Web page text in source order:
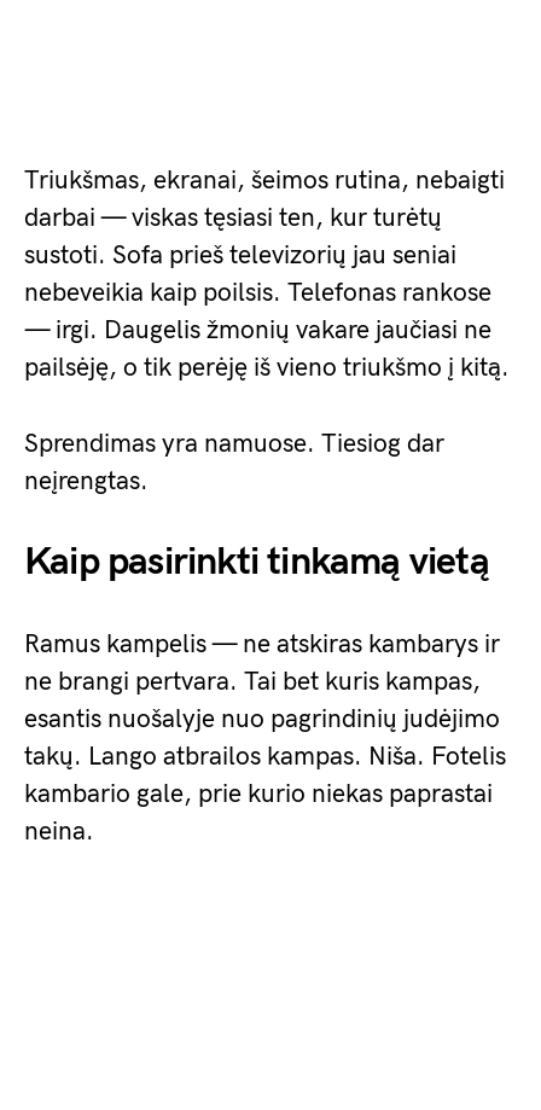
Triukšmas, ekranai, šeimos rutina, nebaigti
darbai — viskas tęsiasi ten, kur turėtų
sustoti. Sofa prieš televizorių jau seniai
nebeveikia kaip poilsis. Telefonas rankose
— irgi. Daugelis žmonių vakare jaučiasi ne
pailsėję, o tik perėję iš vieno triukšmo į kitą.
Sprendimas yra namuose. Tiesiog dar
neįrengtas.
Kaip pasirinkti tinkamą vietą
Ramus kampelis — ne atskiras kambarys ir
ne brangi pertvara. Tai bet kuris kampas,
esantis nuošalyje nuo pagrindinių judėjimo
takų. Lango atbrailos kampas. Niša. Fotelis
kambario gale, prie kurio niekas paprastai
neina.